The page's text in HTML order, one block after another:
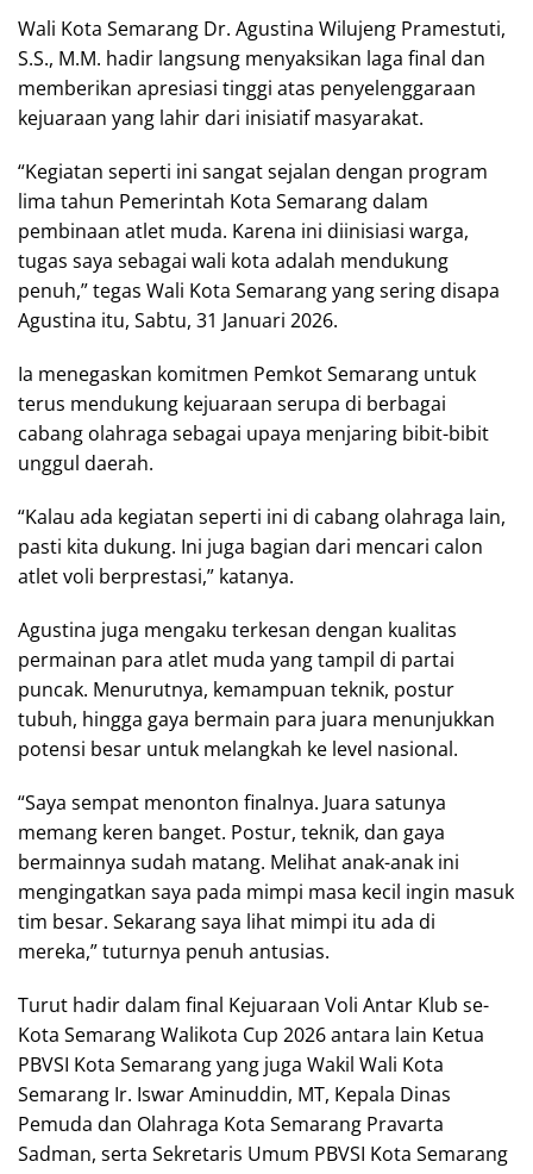
Wali Kota Semarang Dr. Agustina Wilujeng Pramestuti,
S.S., M.M. hadir langsung menyaksikan laga final dan
memberikan apresiasi tinggi atas penyelenggaraan
kejuaraan yang lahir dari inisiatif masyarakat.
“Kegiatan seperti ini sangat sejalan dengan program
lima tahun Pemerintah Kota Semarang dalam
pembinaan atlet muda. Karena ini diinisiasi warga,
tugas saya sebagai wali kota adalah mendukung
penuh,” tegas Wali Kota Semarang yang sering disapa
Agustina itu, Sabtu, 31 Januari 2026.
Ia menegaskan komitmen Pemkot Semarang untuk
terus mendukung kejuaraan serupa di berbagai
cabang olahraga sebagai upaya menjaring bibit-bibit
unggul daerah.
“Kalau ada kegiatan seperti ini di cabang olahraga lain,
pasti kita dukung. Ini juga bagian dari mencari calon
atlet voli berprestasi,” katanya.
Agustina juga mengaku terkesan dengan kualitas
permainan para atlet muda yang tampil di partai
puncak. Menurutnya, kemampuan teknik, postur
tubuh, hingga gaya bermain para juara menunjukkan
potensi besar untuk melangkah ke level nasional.
“Saya sempat menonton finalnya. Juara satunya
memang keren banget. Postur, teknik, dan gaya
bermainnya sudah matang. Melihat anak-anak ini
mengingatkan saya pada mimpi masa kecil ingin masuk
tim besar. Sekarang saya lihat mimpi itu ada di
mereka,” tuturnya penuh antusias.
Turut hadir dalam final Kejuaraan Voli Antar Klub se-
Kota Semarang Walikota Cup 2026 antara lain Ketua
PBVSI Kota Semarang yang juga Wakil Wali Kota
Semarang Ir. Iswar Aminuddin, MT, Kepala Dinas
Pemuda dan Olahraga Kota Semarang Pravarta
Sadman, serta Sekretaris Umum PBVSI Kota Semarang